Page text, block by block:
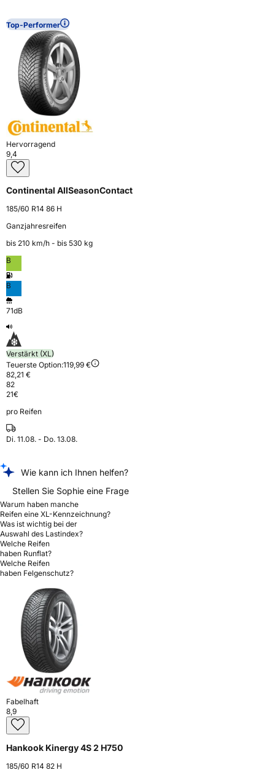
Top-Performer
Hervorragend
9,4
Continental AllSeasonContact
185/60 R14 86 H
Ganzjahresreifen
bis 210 km⁠/⁠h - bis 530 kg
B
B
71dB
Verstärkt (XL)
Teuerste Option:119,99 €
82,21 €
82
21€
pro Reifen
Di. 11.08. - Do. 13.08.
Wie kann ich Ihnen helfen?
Stellen Sie Sophie eine Frage
Warum haben manche
Reifen eine XL-Kennzeichnung?
Was ist wichtig bei der
Auswahl des Lastindex?
Welche Reifen
haben Runflat?
Welche Reifen
haben Felgenschutz?
Fabelhaft
8,9
Hankook Kinergy 4S 2 H750
185/60 R14 82 H